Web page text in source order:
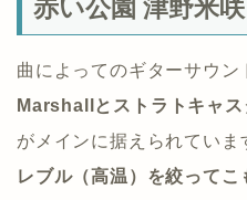
赤い公園 津野米
曲によってのギターサウン
Marshallとストラトキャ
がメインに据えられていま
レブル（高温）を絞って